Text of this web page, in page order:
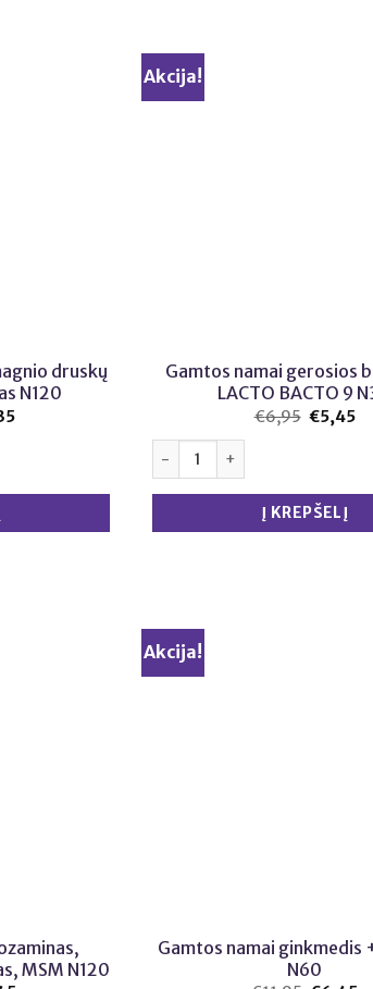
druskų
N120
penkių magnio druskų magnio kompleksas N120
Akcija!
Gamtos namai gerosios
LACTO BACTO 9
€6,95 Original
price
€5,45
produkto kiekis: Gamtos
Į KREPŠELĮ
MSM N120
Akcija!
Gamtos namai ginkmedis
N60